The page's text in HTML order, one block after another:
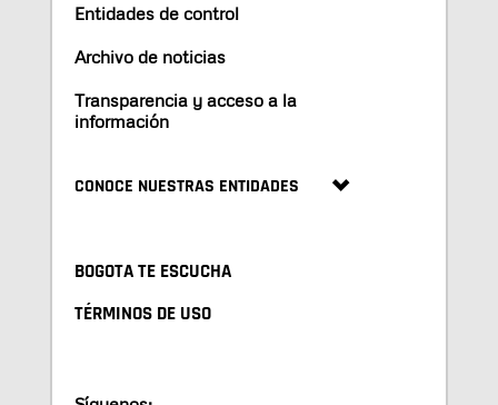
Entidades de control
Archivo de noticias
Transparencia y acceso a la
información
CONOCE NUESTRAS ENTIDADES
BOGOTA TE ESCUCHA
TÉRMINOS DE USO